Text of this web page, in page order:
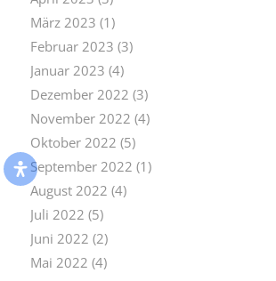
März 2023 (1)
Februar 2023 (3)
Januar 2023 (4)
Dezember 2022 (3)
November 2022 (4)
Oktober 2022 (5)
September 2022 (1)
August 2022 (4)
Juli 2022 (5)
Juni 2022 (2)
Mai 2022 (4)